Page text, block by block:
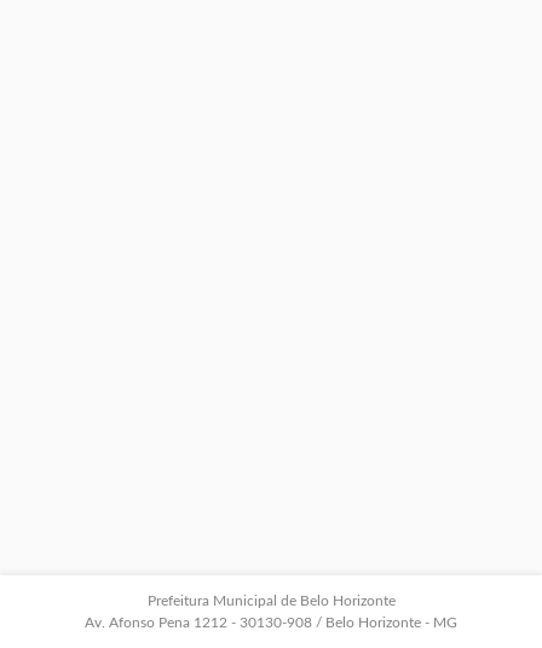
Prefeitura Municipal de Belo Horizonte
Av. Afonso Pena 1212 - 30130-908 / Belo Horizonte - MG